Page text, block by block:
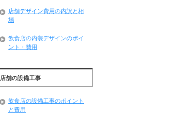
店舗デザイン費用の内訳と相
場
飲食店の内装デザインのポイ
ント・費用
店舗の設備工事
飲食店の設備工事のポイント
と費用